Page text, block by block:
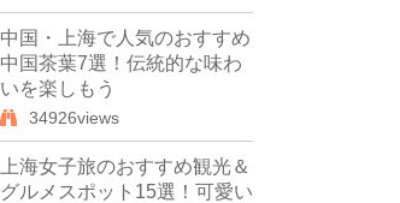
中国・上海で人気のおすすめ
中国茶葉7選！伝統的な味わ
いを楽しもう
34926views
上海女子旅のおすすめ観光＆
グルメスポット15選！可愛い